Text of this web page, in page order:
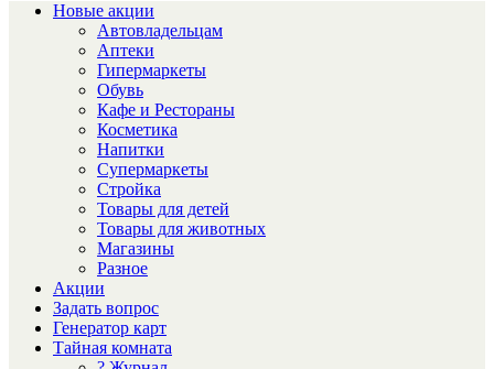
Новые акции
Автовладельцам
Аптеки
Гипермаркеты
Обувь
Кафе и Рестораны
Косметика
Напитки
Супермаркеты
Стройка
Товары для детей
Товары для животных
Магазины
Разное
Акции
Задать вопрос
Генератор карт
Тайная комната